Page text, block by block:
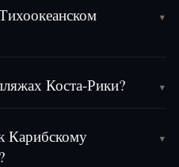
▾
Коста-Рики? ▾
Карибскому
▾